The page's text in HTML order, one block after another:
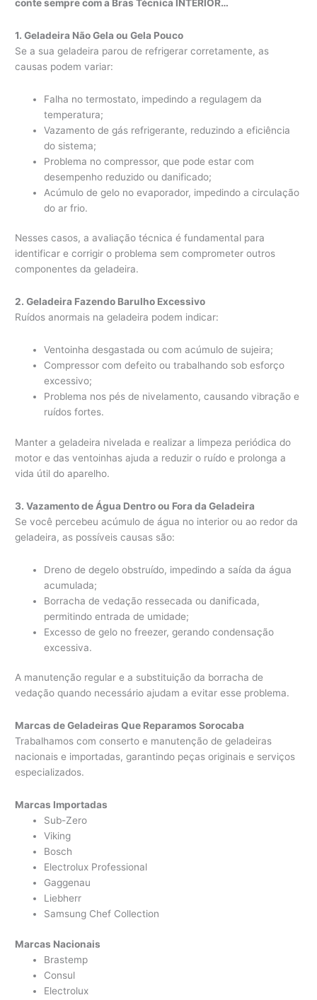
conte sempre com a Bras Técnica INTERIOR…
1. Geladeira Não Gela ou Gela Pouco
Se a sua geladeira parou de refrigerar corretamente, as
causas podem variar:
Falha no termostato, impedindo a regulagem da
temperatura;
Vazamento de gás refrigerante, reduzindo a eficiência
do sistema;
Problema no compressor, que pode estar com
desempenho reduzido ou danificado;
Acúmulo de gelo no evaporador, impedindo a circulação
do ar frio.
Nesses casos, a avaliação técnica é fundamental para
identificar e corrigir o problema sem comprometer outros
componentes da geladeira.
2. Geladeira Fazendo Barulho Excessivo
Ruídos anormais na geladeira podem indicar:
Ventoinha desgastada ou com acúmulo de sujeira;
Compressor com defeito ou trabalhando sob esforço
excessivo;
Problema nos pés de nivelamento, causando vibração e
ruídos fortes.
Manter a geladeira nivelada e realizar a limpeza periódica do
motor e das ventoinhas ajuda a reduzir o ruído e prolonga a
vida útil do aparelho.
3. Vazamento de Água Dentro ou Fora da Geladeira
Se você percebeu acúmulo de água no interior ou ao redor da
geladeira, as possíveis causas são:
Dreno de degelo obstruído, impedindo a saída da água
acumulada;
Borracha de vedação ressecada ou danificada,
permitindo entrada de umidade;
Excesso de gelo no freezer, gerando condensação
excessiva.
A manutenção regular e a substituição da borracha de
vedação quando necessário ajudam a evitar esse problema.
Marcas de Geladeiras Que Reparamos Sorocaba
Trabalhamos com conserto e manutenção de geladeiras
nacionais e importadas, garantindo peças originais e serviços
especializados.
Marcas Importadas
Sub-Zero
Viking
Bosch
Electrolux Professional
Gaggenau
Liebherr
Samsung Chef Collection
Marcas Nacionais
Brastemp
Consul
Electrolux